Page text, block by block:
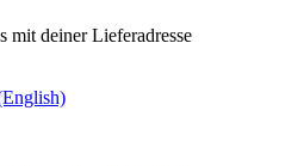
mit deiner Lieferadresse